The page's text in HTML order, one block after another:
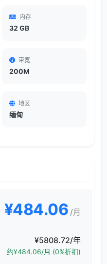
内存
32 GB
带宽
200M
地区
缅甸
¥484.06 /月
¥5808.72/年
约¥484.06/月 (0%折扣)